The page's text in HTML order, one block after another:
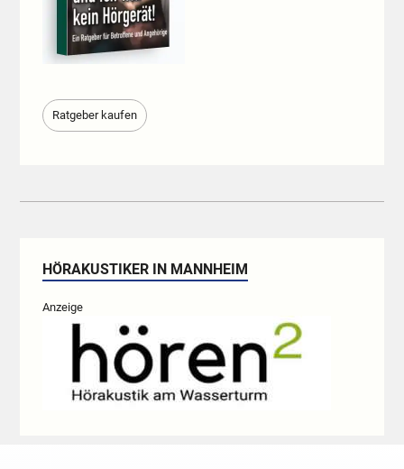
Ratgeber kaufen
HÖRAKUSTIKER IN MANNHEIM
Anzeige